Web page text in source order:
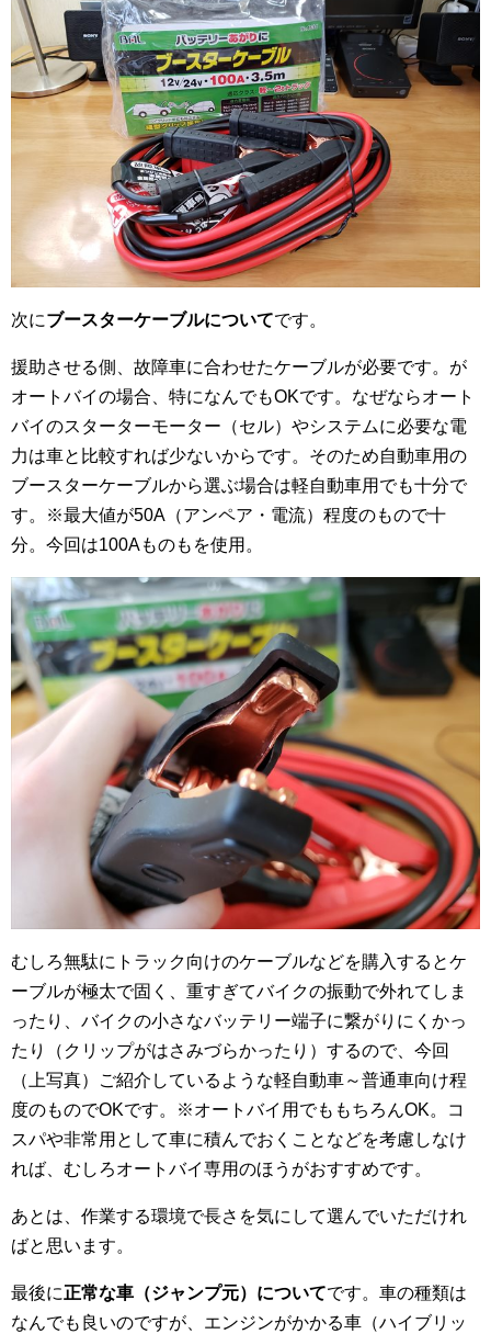
次にブースターケーブルについてです。
援助させる側、故障車に合わせたケーブルが必要です。が
オートバイの場合、特になんでもOKです。なぜならオート
バイのスターターモーター（セル）やシステムに必要な電
力は車と比較すれば少ないからです。そのため自動車用の
ブースターケーブルから選ぶ場合は軽自動車用でも十分で
す。※最大値が50A（アンペア・電流）程度のもので十
分。今回は100Aものもを使用。
むしろ無駄にトラック向けのケーブルなどを購入するとケ
ーブルが極太で固く、重すぎてバイクの振動で外れてしま
ったり、バイクの小さなバッテリー端子に繋がりにくかっ
たり（クリップがはさみづらかったり）するので、今回
（上写真）ご紹介しているような軽自動車～普通車向け程
度のものでOKです。※オートバイ用でももちろんOK。コ
スパや非常用として車に積んでおくことなどを考慮しなけ
れば、むしろオートバイ専用のほうがおすすめです。
あとは、作業する環境で長さを気にして選んでいただけれ
ばと思います。
最後に正常な車（ジャンプ元）についてです。車の種類は
なんでも良いのですが、エンジンがかかる車（ハイブリッ